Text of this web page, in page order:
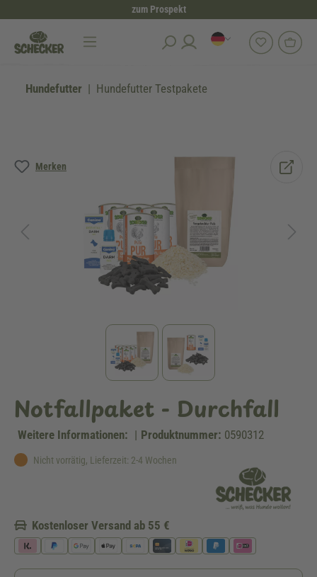
zum Prospekt
Hundefutter Hundefutter Testpakete
Merken
Bildergalerie überspringen
Notfallpaket - Durchfall
Weitere Informationen: | Produktnummer: 0590312
Nicht vorrätig, Lieferzeit: 2-4 Wochen
Kostenloser Versand ab 55 €